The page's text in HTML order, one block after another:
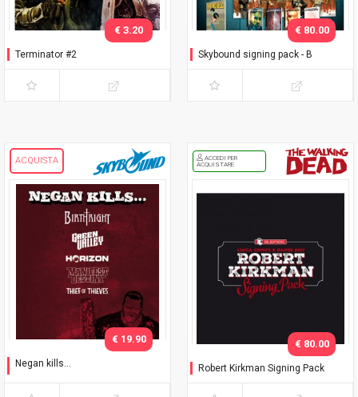
Terminator #2
€ 3.20
Skybound signing pack - B
€ 80.00
ACQUISTA
Negan kills...
€ 19.90
ACCEDI PER
ACQUISTARE
Robert Kirkman Signing Pack
€ 80.00